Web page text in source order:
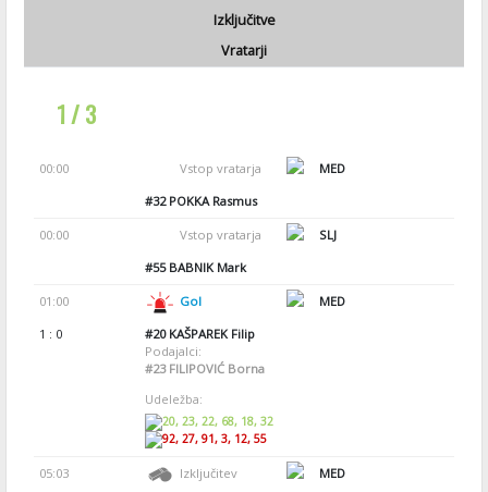
Izključitve
Vratarji
1 / 3
00:00 Vstop vratarja
MED
#32POKKA Rasmus
00:00 Vstop vratarja
SLJ
#55BABNIK Mark
01:00 Gol
MED
1 : 0
#20KAŠPAREK Filip
Podajalci:
#23FILIPOVIĆ Borna
Udeležba:
20, 23, 22, 68, 18, 32
92, 27, 91, 3, 12, 55
05:03 Izključitev
MED